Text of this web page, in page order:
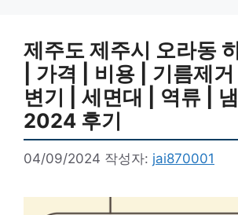
제주도 제주시 오라동
| 가격 | 비용 | 기름제거
변기 | 세면대 | 역류 | 냄
2024 후기
04/09/2024 작성자: jai870001